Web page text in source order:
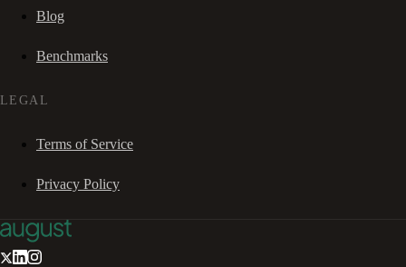
Blog
Benchmarks
LEGAL
Terms of Service
Privacy Policy